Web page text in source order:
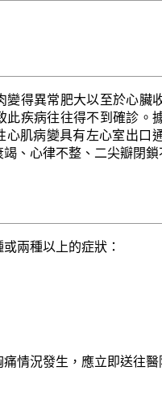
變得異常肥大以至於心臟
疾病往往得不到確診。
肌病變具有左心室出口
、心律不整、二尖瓣閉
兩種以上的症狀：
情況發生，應立即送往醫